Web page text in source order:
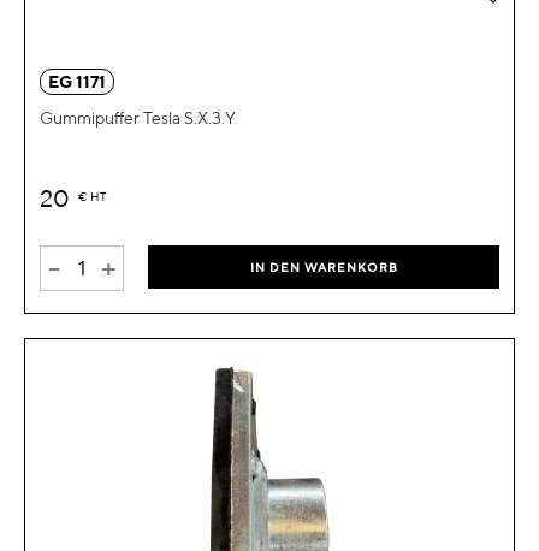
EG 1171
Gummipuffer Tesla S.X.3.Y
20 € HT
- + IN DEN WARENKORB